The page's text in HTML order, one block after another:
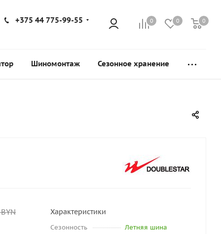
0 0 0
+375 44 775-99-55
Шиномонтаж Сезонное хранение
Характеристики
Сезонность
Летняя шина